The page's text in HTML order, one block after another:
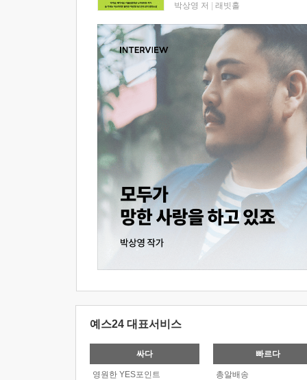
박상영 저 래빗홀
예스24 대표서비스
싸다
영원한 YES포인트
빠르다
총알배송